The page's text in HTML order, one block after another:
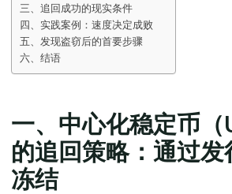
三、追回成功的现实条件
四、实践案例：速度决定成败
五、发现盗窃后的首要步骤
六、结语
一、中心化稳定币（
的追回策略：通过
冻结